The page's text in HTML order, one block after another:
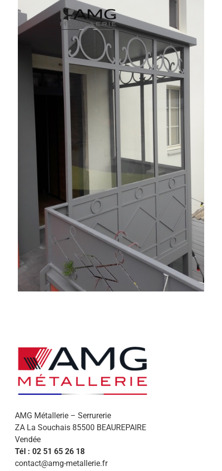
AMG Métallerie – Serrurerie
ZA La Souchais 85500 BEAUREPAIRE
Vendée
Tél : 02 51 65 26 18
contact@amg-metallerie.fr